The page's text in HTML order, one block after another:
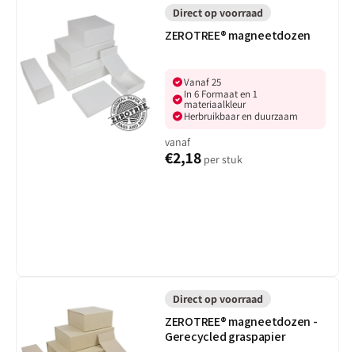
Direct op voorraad
ZEROTREE® magneetdozen
Vanaf 25
In 6 Formaat en 1
materiaalkleur
Herbruikbaar en duurzaam
vanaf
€2,18 per stuk
Gerecycled
graspapier
Direct op voorraad
ZEROTREE® magneetdozen -
Gerecycled graspapier